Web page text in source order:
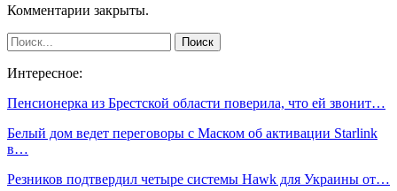
Комментарии закрыты.
Интересное:
Пенсионерка из Брестской области поверила, что ей звонит…
Белый дом ведет переговоры с Маском об активации Starlink
в…
Резников подтвердил четыре системы Hawk для Украины от…